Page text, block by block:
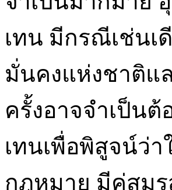
เทน มีกรณีเช่น
มั่นคงแห่งชาติแ
ครั้งอาจจำเป็น
เทนเพื่อพิสูจน์ว่
กฎหมาย มีคู่สมร